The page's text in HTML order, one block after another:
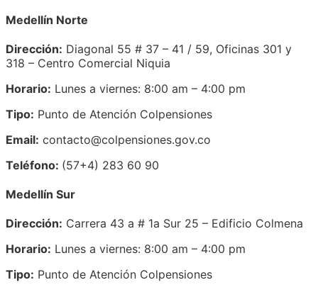
Medellín Norte
Dirección: Diagonal 55 # 37 – 41 / 59, Oficinas 301 y
318 – Centro Comercial Niquia
Horario: Lunes a viernes: 8:00 am – 4:00 pm
Tipo: Punto de Atención Colpensiones
Email: contacto@colpensiones.gov.co
Teléfono: (57+4) 283 60 90
Medellín Sur
Dirección: Carrera 43 a # 1a Sur 25 – Edificio Colmena
Horario: Lunes a viernes: 8:00 am – 4:00 pm
Tipo: Punto de Atención Colpensiones